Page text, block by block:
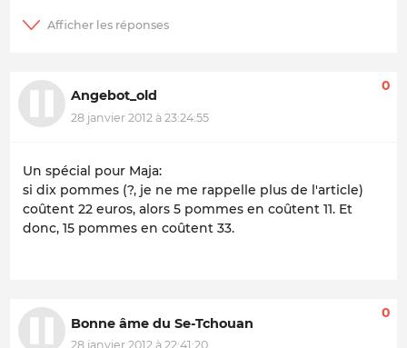
Angebot_old
28 janvier 2012 à 23:24:55
0
Un spécial pour Maja:
si dix pommes (?, je ne me rappelle plus de l'article)
coûtent 22 euros, alors 5 pommes en coûtent 11. Et
donc, 15 pommes en coûtent 33.
Bonne âme du Se-Tchouan
28 janvier 2012 à 22:41:20
0